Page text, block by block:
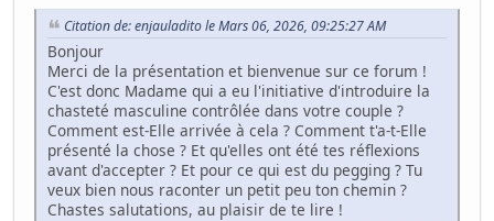
Citation de: enjauladito le Mars 06, 2026, 09:25:27 AM
Bonjour
Merci de la présentation et bienvenue sur ce forum !
C'est donc Madame qui a eu l'initiative d'introduire la
chasteté masculine contrôlée dans votre couple ?
Comment est-Elle arrivée à cela ? Comment t'a-t-Elle
présenté la chose ? Et qu'elles ont été tes réflexions
avant d'accepter ? Et pour ce qui est du pegging ? Tu
veux bien nous raconter un petit peu ton chemin ?
Chastes salutations, au plaisir de te lire !